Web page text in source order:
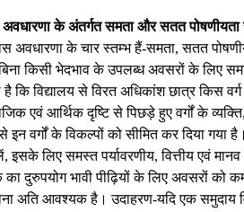
अवधारणा के अंतर्गत समता और सतत
अवधारणा के चार स्तम्भ हैं-समता, सतत
किसी भेदभाव के उपलब्ध अवसरों के लिए
कि विद्यालय से विरत अधिकांश छात्र किस
एवं आर्थिक दृष्टि से पिछड़े हुए वर्गों के
वर्गों के विकल्पों को सीमित कर दिया
इसके लिए समस्त पर्यावरणीय, वित्तीय एवं
दुरुपयोग भावी पीढ़ियों के लिए अवसरों
अति आवश्यक है। उदाहरण-यदि एक समुदाय